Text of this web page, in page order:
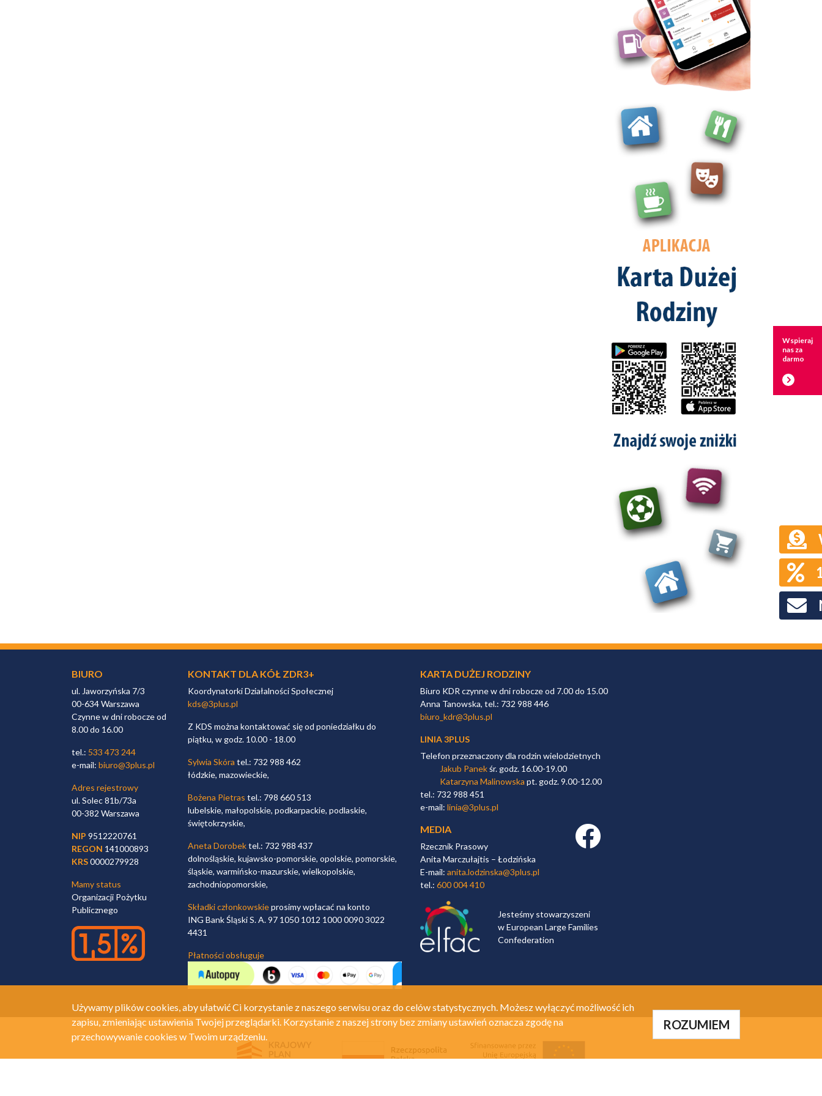
BIURO
ul. Jaworzyńska 7/3
00-634 Warszawa
Czynne w dni robocze od
8.00 do 16.00
tel.: 533 473 244
e-mail: biuro@3plus.pl
Adres rejestrowy
ul. Solec 81b/73a
00-382 Warszawa
NIP 9512220761
REGON 141000893
KRS0000279928
Mamy status
Organizacji Pożytku
Publicznego
KONTAKT DLA KÓŁ ZDR3+
Koordynatorki Działalności Społecznej
kds@3plus.pl
Z KDS można kontaktować się od poniedziałku do
piątku, w godz. 10.00 - 18.00
Sylwia Skóra tel.: 732 988 462
łódzkie, mazowieckie,
Bożena Pietras tel.: 798 660 513
lubelskie, małopolskie, podkarpackie, podlaskie,
świętokrzyskie,
Aneta Dorobektel.: 732 988 437
dolnośląskie, kujawsko-pomorskie, opolskie, pomorskie,
śląskie, warmińsko-mazurskie, wielkopolskie,
zachodniopomorskie,
Składki członkowskieprosimy wpłacać na konto
ING Bank Śląski S. A. 97 1050 1012 1000 0090 3022
4431
Płatności obsługuje
KARTA DUŻEJ RODZINY
Biuro KDR czynne w dni robocze od 7.00 do 15.00
Anna Tanowska, tel.: 732 988 446
biuro_kdr@3plus.pl
LINIA 3PLUS
Telefon przeznaczony dla rodzin wielodzietnych
Jakub Panekśr. godz. 16.00-19.00
Katarzyna Malinowska pt. godz. 9.00-12.00
tel.: 732 988 451
e-mail: linia@3plus.pl
MEDIA
Rzecznik Prasowy
Anita Marczułajtis – Łodzińska
E-mail: anita.lodzinska@3plus.pl
tel.: 600 004 410
Facebook link
Jesteśmy stowarzyszeni
w European Large Families
Confederation
Używamy plików cookies, aby ułatwić Ci korzystanie z naszego serwisu oraz do celów statystycznych. Możesz wyłączyć możliwość ich
zapisu, zmieniając ustawienia Twojej przeglądarki. Korzystanie z naszej strony bez zmiany ustawień oznacza zgodę na
przechowywanie cookies w Twoim urządzeniu.
ROZUMIEM
Wspieraj
nas za
darmo